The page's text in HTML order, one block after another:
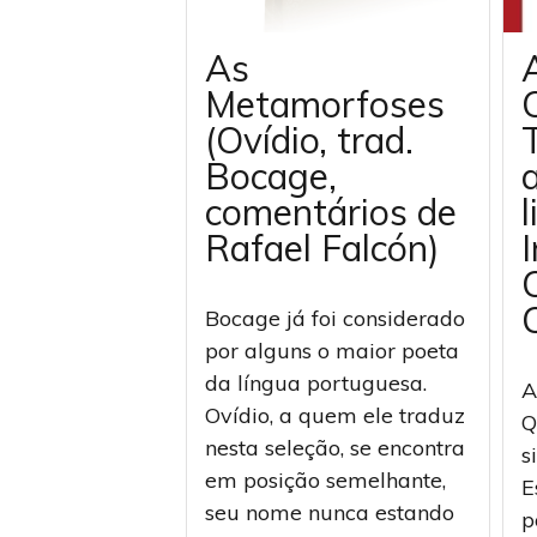
As
Metamorfoses
(Ovídio, trad.
Bocage,
comentários de
Rafael Falcón)
Bocage já foi considerado
por alguns o maior poeta
da língua portuguesa.
Ovídio, a quem ele traduz
nesta seleção, se encontra
em posição semelhante,
seu nome nunca estando